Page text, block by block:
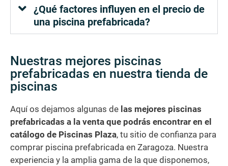
¿Qué factores influyen en el precio de
una piscina prefabricada?
Nuestras mejores piscinas
prefabricadas en nuestra tienda de
piscinas
Aquí os dejamos algunas de las mejores piscinas
prefabricadas a la venta que podrás encontrar en el
catálogo de Piscinas Plaza, tu sitio de confianza para
comprar piscina prefabricada en Zaragoza. Nuestra
experiencia y la amplia gama de la que disponemos,